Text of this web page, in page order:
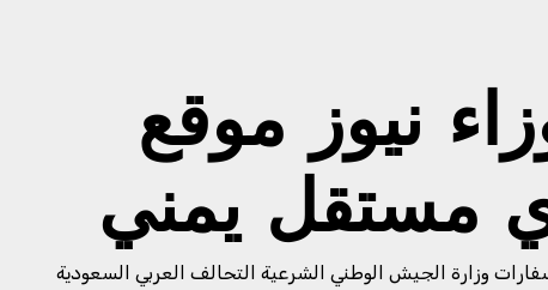
نيوز موقع
مستقل يمني
وزارة الجيش الوطني الشرعية التحالف العربي السعودية